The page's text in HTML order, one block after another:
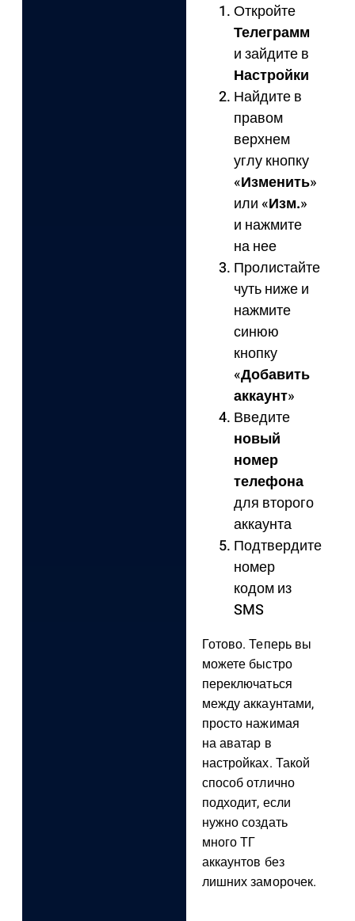
Откройте
Телеграмм
и зайдите в
Настройки
Найдите в
правом
верхнем
углу кнопку
«Изменить»
или «Изм.»
и нажмите
на нее
Пролистайте
чуть ниже и
нажмите
синюю
кнопку
«Добавить
аккаунт»
Введите
новый
номер
телефона
для второго
аккаунта
Подтвердите
номер
кодом из
SMS
Готово. Теперь вы
можете быстро
переключаться
между аккаунтами,
просто нажимая
на аватар в
настройках. Такой
способ отлично
подходит, если
нужно создать
много ТГ
аккаунтов без
лишних заморочек.